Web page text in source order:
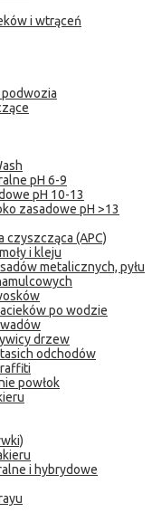
i wtrąceń
podwozia
pH 6-9
pH 10-13
zasadowe pH >13
czyszcząca (APC)
i kleju
metalicznych, pyłu
po wodzie
drzew
odchodów
powłok
i hybrydowe